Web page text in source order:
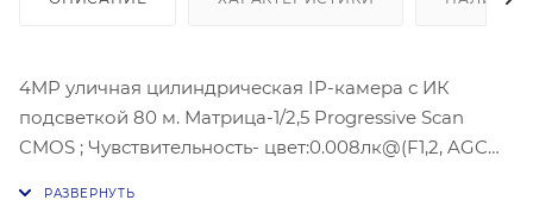
4MP уличная цилиндрическая IP-камера с ИК
подсветкой 80 м. Матрица-1/2,5 Progressive Scan
CMOS ; Чувствительность- цвет:0.008лк@(F1,2, AGC